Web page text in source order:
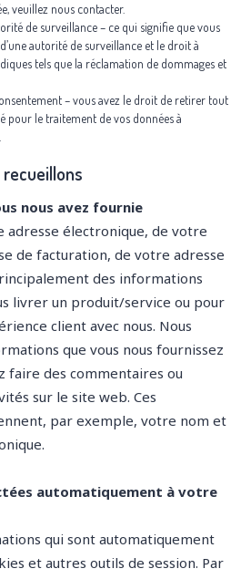
veuillez nous contacter.
de surveillance– ce qui signifie que vous
autorité de surveillance et le droit à
tels que la réclamation de dommages et
– vous avez le droit de retirer tout
pour le traitement de vos données à
nous avez fournie
adresse électronique, de votre
de facturation, de votre adresse
des informations
livrer un produit/service ou pour
client avec nous. Nous
que vous nous fournissez
faire des commentaires ou
sur le site web. Ces
par exemple, votre nom et
automatiquement à votre
qui sont automatiquement
et autres outils de session. Par